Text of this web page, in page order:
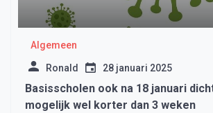
Algemeen
Ronald 28 januari 2025
Basisscholen ook na 18 januari
mogelijk wel korter dan 3 weken